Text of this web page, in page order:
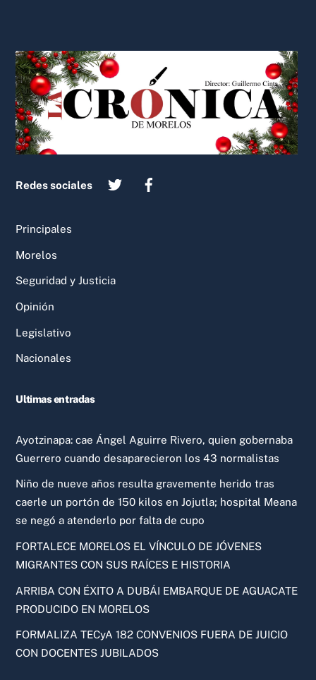
To
Top
Redes sociales
Principales
Morelos
Seguridad y Justicia
Opinión
Legislativo
Nacionales
Ultimas entradas
Ayotzinapa: cae Ángel Aguirre Rivero, quien gobernaba
Guerrero cuando desaparecieron los 43 normalistas
Niño de nueve años resulta gravemente herido tras
caerle un portón de 150 kilos en Jojutla; hospital Meana
se negó a atenderlo por falta de cupo
FORTALECE MORELOS EL VÍNCULO DE JÓVENES
MIGRANTES CON SUS RAÍCES E HISTORIA
ARRIBA CON ÉXITO A DUBÁI EMBARQUE DE AGUACATE
PRODUCIDO EN MORELOS
FORMALIZA TECyA 182 CONVENIOS FUERA DE JUICIO
CON DOCENTES JUBILADOS